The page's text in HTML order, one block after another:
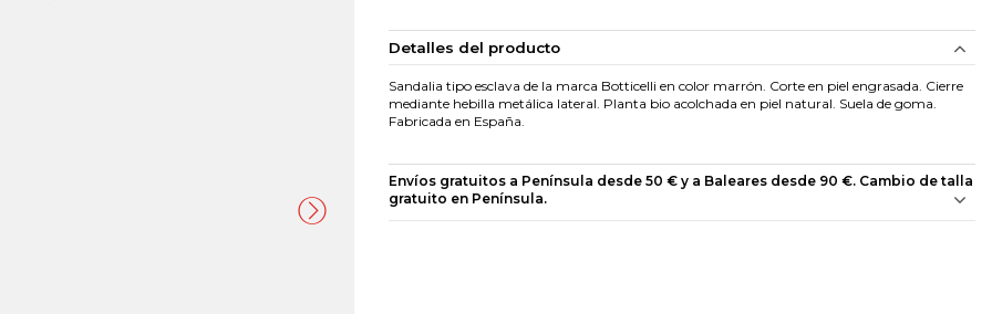
Detalles del producto
Sandalia tipo esclava de la marca Botticelli en color marrón. Corte en piel engrasada. Cierre
mediante hebilla metálica lateral. Planta bio acolchada en piel natural. Suela de goma.
Fabricada en España.
Envíos gratuitos a Península desde 50 € y a Baleares desde 90 €. Cambio de talla
gratuito en Península.